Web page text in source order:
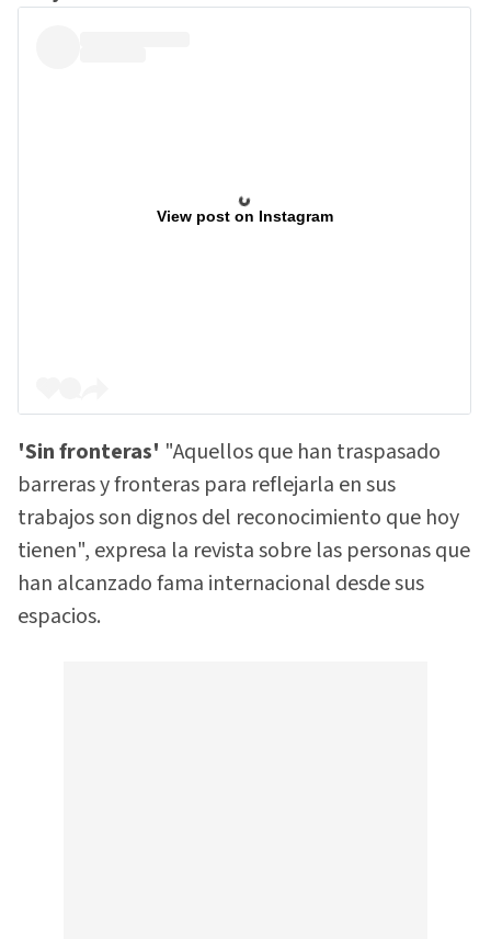
View post on Instagram
'Sin fronteras' "Aquellos que han traspasado
barreras y fronteras para reflejarla en sus
trabajos son dignos del reconocimiento que hoy
tienen", expresa la revista sobre las personas que
han alcanzado fama internacional desde sus
espacios.